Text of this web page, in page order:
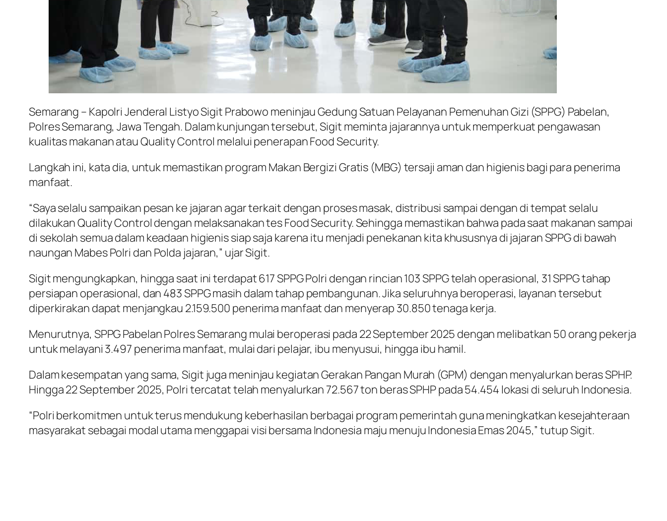
Semarang – Kapolri Jenderal Listyo Sigit Prabowo meninjau Gedung Satuan Pelayanan Pemenuhan Gizi (SPPG) Pabelan,
Polres Semarang, Jawa Tengah. Dalam kunjungan tersebut, Sigit meminta jajarannya untuk memperkuat pengawasan
kualitas makanan atau Quality Control melalui penerapan Food Security.
Langkah ini, kata dia, untuk memastikan program Makan Bergizi Gratis (MBG) tersaji aman dan higienis bagi para penerima
manfaat.
“Saya selalu sampaikan pesan ke jajaran agar terkait dengan proses masak, distribusi sampai dengan di tempat selalu
dilakukan Quality Control dengan melaksanakan tes Food Security. Sehingga memastikan bahwa pada saat makanan sampai
di sekolah semua dalam keadaan higienis siap saja karena itu menjadi penekanan kita khususnya di jajaran SPPG di bawah
naungan Mabes Polri dan Polda jajaran,” ujar Sigit.
Sigit mengungkapkan, hingga saat ini terdapat 617 SPPG Polri dengan rincian 103 SPPG telah operasional, 31 SPPG tahap
persiapan operasional, dan 483 SPPG masih dalam tahap pembangunan. Jika seluruhnya beroperasi, layanan tersebut
diperkirakan dapat menjangkau 2.159.500 penerima manfaat dan menyerap 30.850 tenaga kerja.
Menurutnya, SPPG Pabelan Polres Semarang mulai beroperasi pada 22 September 2025 dengan melibatkan 50 orang pekerja
untuk melayani 3.497 penerima manfaat, mulai dari pelajar, ibu menyusui, hingga ibu hamil.
Dalam kesempatan yang sama, Sigit juga meninjau kegiatan Gerakan Pangan Murah (GPM) dengan menyalurkan beras SPHP.
Hingga 22 September 2025, Polri tercatat telah menyalurkan 72.567 ton beras SPHP pada 54.454 lokasi di seluruh Indonesia.
“Polri berkomitmen untuk terus mendukung keberhasilan berbagai program pemerintah guna meningkatkan kesejahteraan
masyarakat sebagai modal utama menggapai visi bersama Indonesia maju menuju Indonesia Emas 2045,” tutup Sigit.